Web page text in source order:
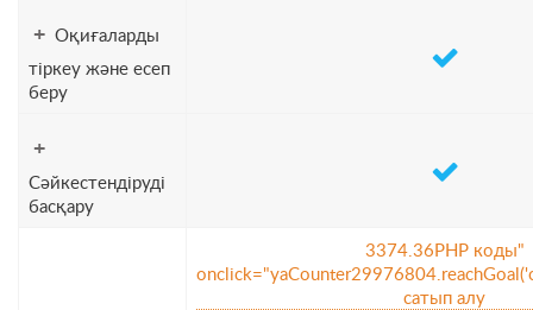
+ Оқиғаларды
тіркеу және есеп
беру
+
Сәйкестендіруді
басқару
3374.36PHP коды"
сатып алу